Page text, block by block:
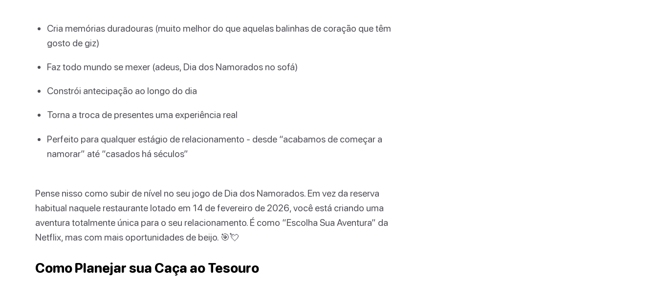
Cria memórias duradouras (muito melhor do que aquelas balinhas de coração que têm
gosto de giz)
Faz todo mundo se mexer (adeus, Dia dos Namorados no sofá)
Constrói antecipação ao longo do dia
Torna a troca de presentes uma experiência real
Perfeito para qualquer estágio de relacionamento - desde “acabamos de começar a
namorar” até “casados há séculos”
Pense nisso como subir de nível no seu jogo de Dia dos Namorados. Em vez da reserva
habitual naquele restaurante lotado em 14 de fevereiro de 2026, você está criando uma
aventura totalmente única para o seu relacionamento. É como “Escolha Sua Aventura” da
Netflix, mas com mais oportunidades de beijo. 🎯💘
Como Planejar sua Caça ao Tesouro